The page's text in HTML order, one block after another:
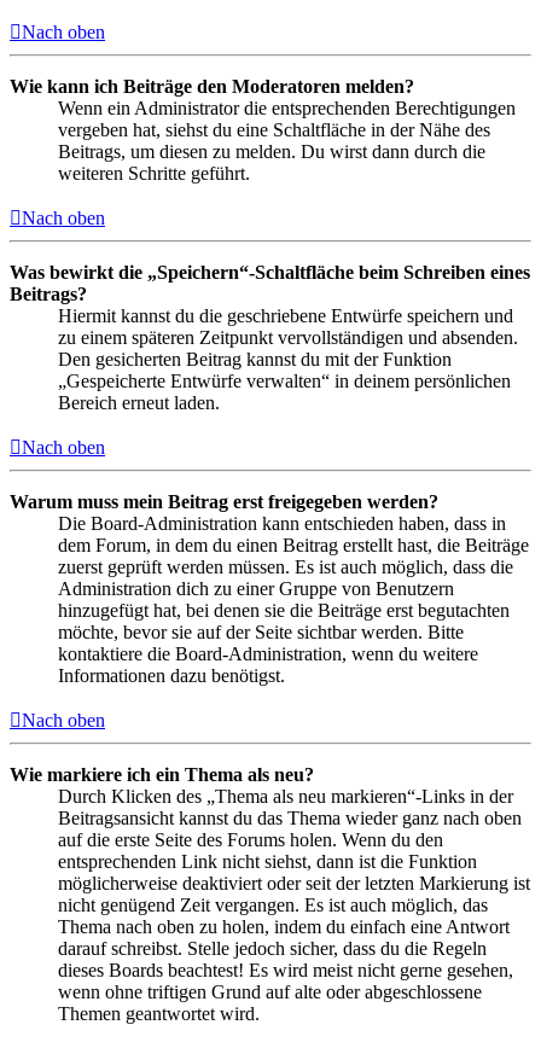
Nach oben
Wie kann ich Beiträge den Moderatoren melden?
Wenn ein Administrator die entsprechenden Berechtigungen
vergeben hat, siehst du eine Schaltfläche in der Nähe des
Beitrags, um diesen zu melden. Du wirst dann durch die
weiteren Schritte geführt.
Nach oben
Was bewirkt die „Speichern“-Schaltfläche beim Schreiben eines
Beitrags?
Hiermit kannst du die geschriebene Entwürfe speichern und
zu einem späteren Zeitpunkt vervollständigen und absenden.
Den gesicherten Beitrag kannst du mit der Funktion
„Gespeicherte Entwürfe verwalten“ in deinem persönlichen
Bereich erneut laden.
Nach oben
Warum muss mein Beitrag erst freigegeben werden?
Die Board-Administration kann entschieden haben, dass in
dem Forum, in dem du einen Beitrag erstellt hast, die Beiträge
zuerst geprüft werden müssen. Es ist auch möglich, dass die
Administration dich zu einer Gruppe von Benutzern
hinzugefügt hat, bei denen sie die Beiträge erst begutachten
möchte, bevor sie auf der Seite sichtbar werden. Bitte
kontaktiere die Board-Administration, wenn du weitere
Informationen dazu benötigst.
Nach oben
Wie markiere ich ein Thema als neu?
Durch Klicken des „Thema als neu markieren“-Links in der
Beitragsansicht kannst du das Thema wieder ganz nach oben
auf die erste Seite des Forums holen. Wenn du den
entsprechenden Link nicht siehst, dann ist die Funktion
möglicherweise deaktiviert oder seit der letzten Markierung ist
nicht genügend Zeit vergangen. Es ist auch möglich, das
Thema nach oben zu holen, indem du einfach eine Antwort
darauf schreibst. Stelle jedoch sicher, dass du die Regeln
dieses Boards beachtest! Es wird meist nicht gerne gesehen,
wenn ohne triftigen Grund auf alte oder abgeschlossene
Themen geantwortet wird.